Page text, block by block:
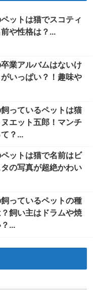
ットは猫でスコティ
や性格は？...
業アルバムはないけ
いっぱい？！趣味や
っているペットは猫
エット五郎！マンチ
？...
ットは猫で名前はビ
の写真が超絶かわい
っているペットの種
飼い主はドラムや焼
...